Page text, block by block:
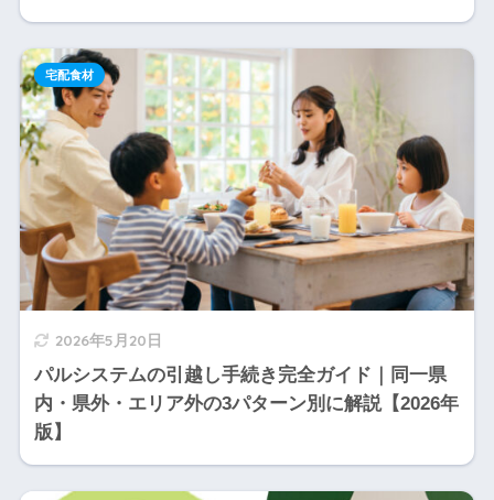
2026年5月20日
パルシステムの引越し手続き完全ガイド｜同一県
内・県外・エリア外の3パターン別に解説【2026年
版】
宅配食材